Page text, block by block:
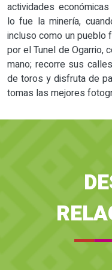
actividades
lo fue la minería,
incluso como un pueblo
por el Tunel de Ogarrio,
mano; recorre sus
de toros y disfruta de
tomas las mejores